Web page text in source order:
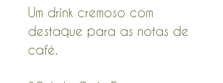
Um drink cremoso com
destaque para as notas de
café.